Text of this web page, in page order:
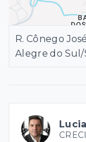
R. Cônego
Alegre do Sul/